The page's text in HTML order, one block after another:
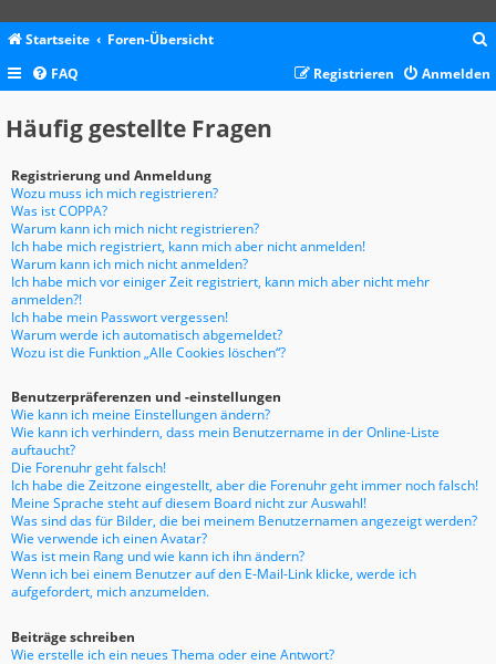
Startseite Foren-Übersicht
c
FAQ Anmelden
Registrieren
Häufig gestellte Fragen
Registrierung und Anmeldung
Wozu muss ich mich registrieren?
Was ist COPPA?
Warum kann ich mich nicht registrieren?
Ich habe mich registriert, kann mich aber nicht anmelden!
Warum kann ich mich nicht anmelden?
Ich habe mich vor einiger Zeit registriert, kann mich aber nicht mehr
anmelden?!
Ich habe mein Passwort vergessen!
Warum werde ich automatisch abgemeldet?
Wozu ist die Funktion „Alle Cookies löschen“?
Benutzerpräferenzen und -einstellungen
Wie kann ich meine Einstellungen ändern?
Wie kann ich verhindern, dass mein Benutzername in der Online-Liste
auftaucht?
Die Forenuhr geht falsch!
Ich habe die Zeitzone eingestellt, aber die Forenuhr geht immer noch falsch!
Meine Sprache steht auf diesem Board nicht zur Auswahl!
Was sind das für Bilder, die bei meinem Benutzernamen angezeigt werden?
Wie verwende ich einen Avatar?
Was ist mein Rang und wie kann ich ihn ändern?
Wenn ich bei einem Benutzer auf den E-Mail-Link klicke, werde ich
aufgefordert, mich anzumelden.
Beiträge schreiben
Wie erstelle ich ein neues Thema oder eine Antwort?